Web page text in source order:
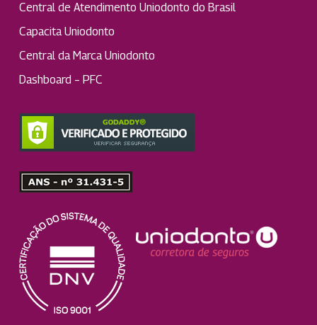
Central de Atendimento Uniodonto do Brasil
Capacita Uniodonto
Central da Marca Uniodonto
Dashboard – PFC